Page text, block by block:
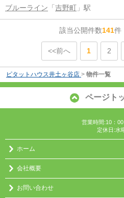
ブルーライン 「 吉野町 」駅
該当公開件数141件
<<前へ 1 2
ピタットハウス井土ヶ谷店 > 物件一覧
ページト
営業時間:10：
定休日:水
ホーム
会社概要
お問い合わせ